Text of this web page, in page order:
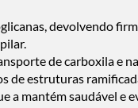
devolvendo
de carboxila e
de estruturas
a mantém saudável